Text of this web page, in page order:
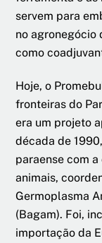
servem para
no agronegócio
como
Hoje, o
fronteiras do
era um projeto
década de
paraense com
animais,
Germoplasma
(Bagam). Foi,
importação da